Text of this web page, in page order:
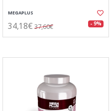
MEGAPLUS
34,18€ 37,60€ - 9%